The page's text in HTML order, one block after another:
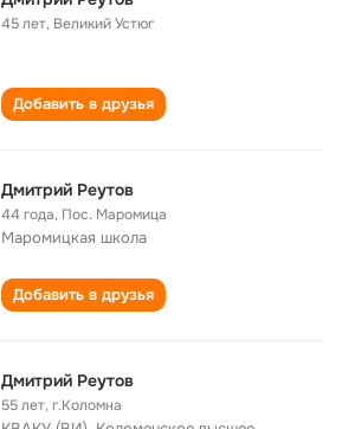
45 лет, Великий Устюг
Добавить в друзья
Дмитрий Реутов
44 года, Пос. Маромица
Маромицкая школа
Добавить в друзья
Дмитрий Реутов
55 лет,г.Коломна